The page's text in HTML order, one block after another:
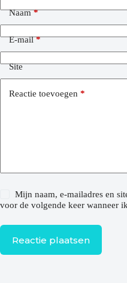
Naam*
E-mail*
Site
Reactie toevoegen *
Mijn naam, e-mailadres en
voor de volgende keer wanneer
Reactie plaatsen